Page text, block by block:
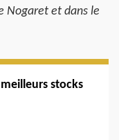
Nogaret et dans le
stocks